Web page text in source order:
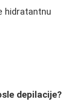
hidratantnu
depilacije?